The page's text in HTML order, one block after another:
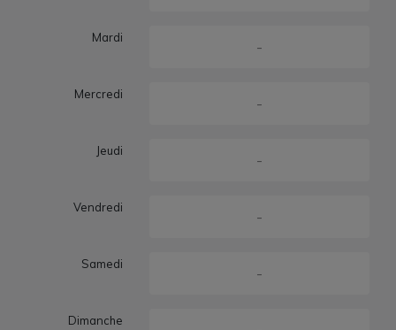
Mardi
-
Mercredi
-
Jeudi
-
Vendredi
-
Samedi
-
Dimanche